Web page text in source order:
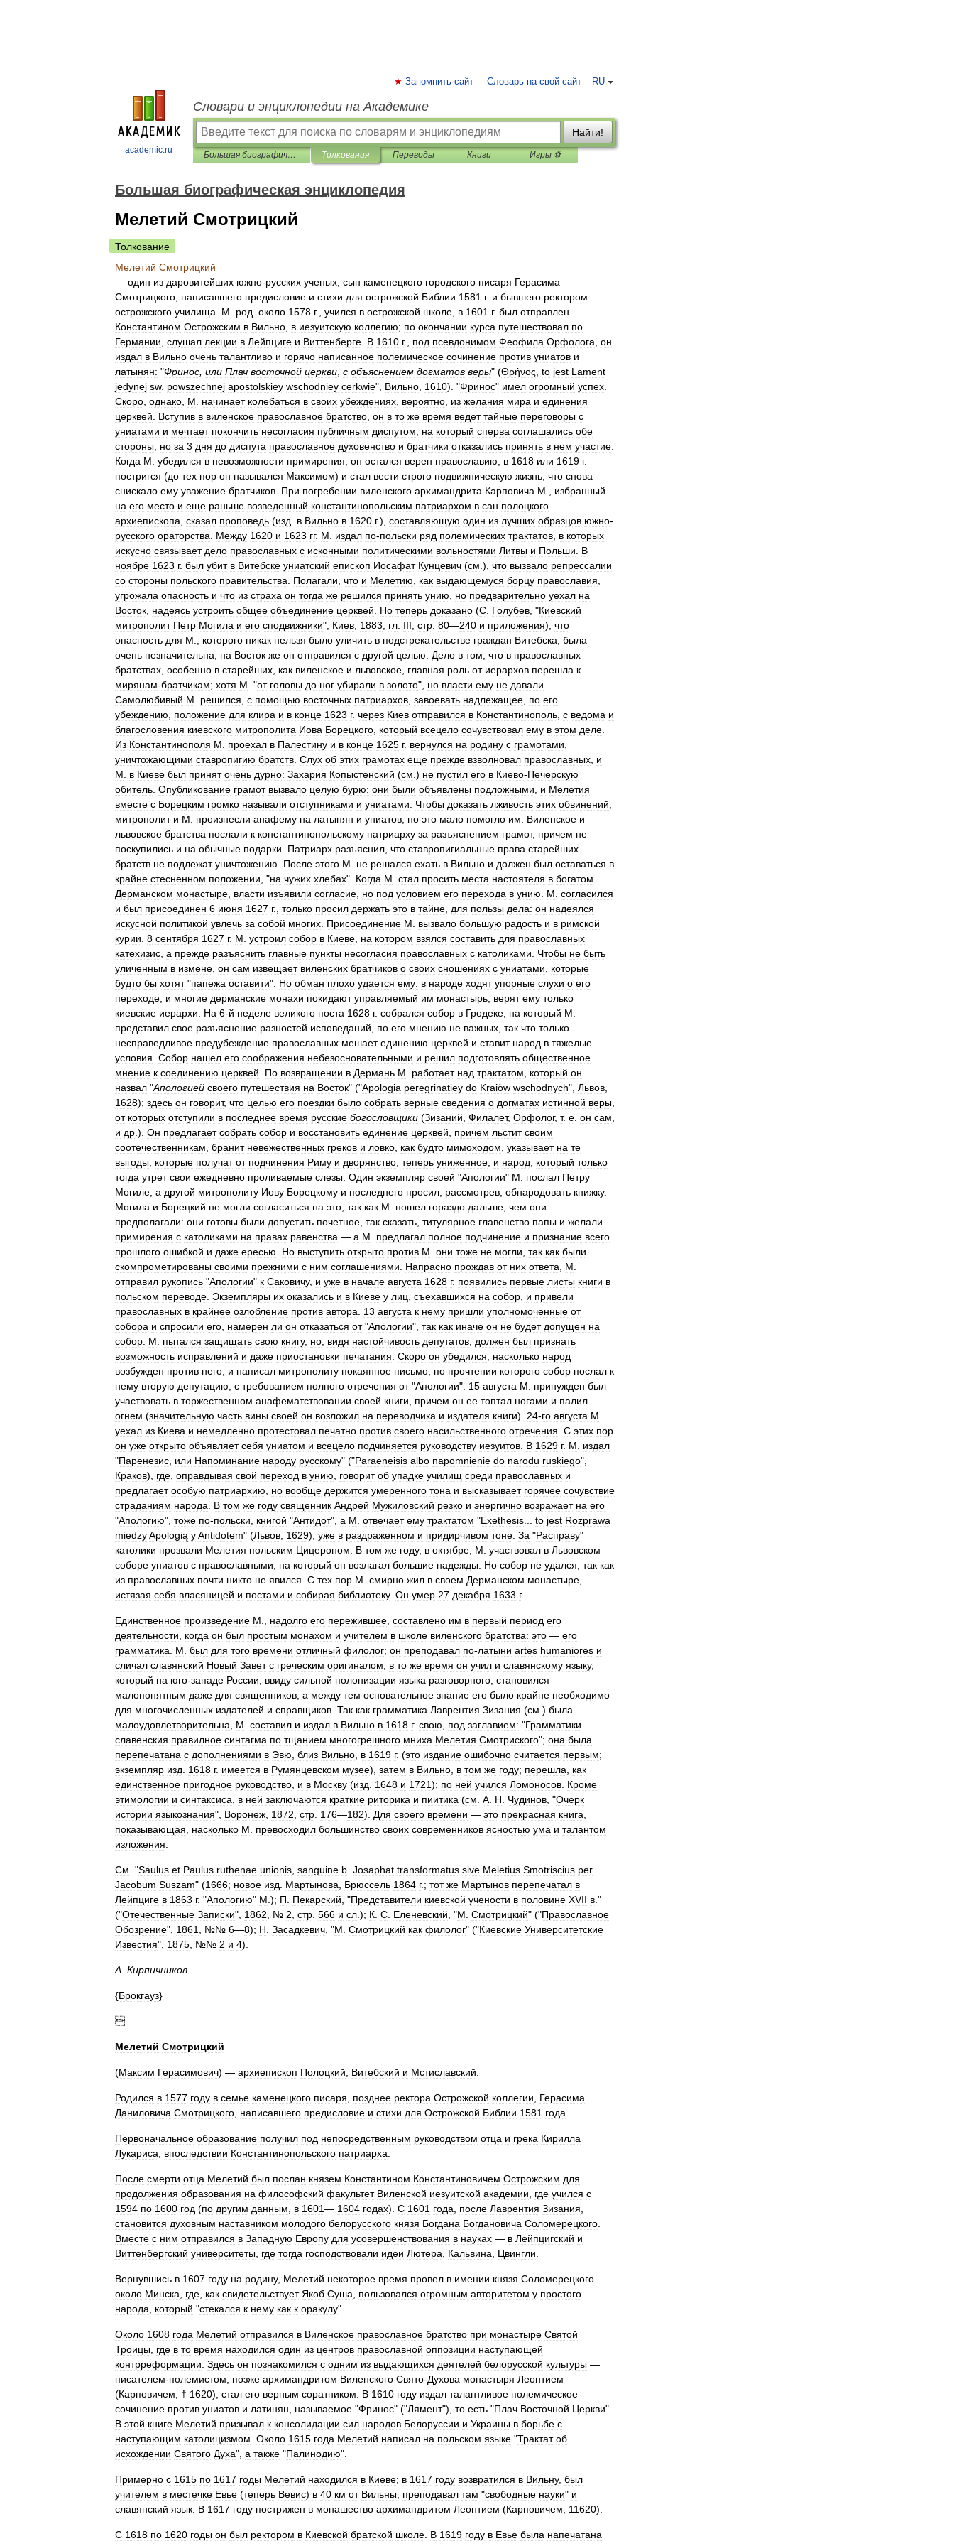
academic.ru
RU
Запомнить сайт Словарь на свой сайт
Словари и энциклопедии на Академике
Найти!
Большая биографическая энциклопедия Толкования Переводы Книги Игры ⚽
Большая биографическая энциклопедия
Мелетий Смотрицкий
Толкование
Мелетий Смотрицкий
— один из даровитейших южно-русских ученых сын каменецкого городского писаря Герасима
Смотрицкого написавшего предисловие и стихи для острожской Библии 1581 г. и бывшего ректором
острожского училища М род около 1578 г., учился в острожской школе в 1601 г. был отправлен
Константином Острожским в Вильно в иезуитскую коллегию; по окончании курса путешествовал по
Германии слушал лекции в Лейпциге и Виттенберге В 1610 г., под псевдонимом Феофила Орфолога он
издал в Вильно очень талантливо и горячо написанное полемическое сочинение против униатов и
латынян: "Фринос или Плач восточной церкви с объяснением догматов веры" (Θρήνоς to jest Lament
jedynej sw. powszechnej apostolskiey wschodniey cerkwie", Вильно 1610). "Фринос" имел огромный успех
Скоро однако М начинает колебаться в своих убеждениях вероятно из желания мира и единения
церквей
Вступив в виленское православное братство он в то же время ведет тайные переговоры с
униатами и мечтает покончить несогласия публичным диспутом на который сперва соглашались обе
стороны но за 3 дня до диспута православное духовенство и братчики отказались принять в нем участие
Когда М убедился в невозможности примирения он остался верен православию в 1618 или 1619 г.
постригся (до тех пор он назывался Максимом) и стал вести строго подвижническую жизнь что снова
снискало ему уважение братчиков При погребении виленского архимандрита Карповича М
избранный
на его место и еще раньше возведенный константинопольским патриархом в сан полоцкого
архиепископа сказал проповедь (изд в Вильно в 1620 г.), составляющую один из лучших образцов южно-
русского ораторства Между 1620 и 1623 гг. М издал по-польски ряд полемических трактатов в которых
искусно связывает дело православных с исконными политическими вольностями Литвы и Польши
В
ноябре 1623 г. был убит в Витебске униатский епископ Иосафат Кунцевич (см .), что вызвало репрессалии
со стороны польского правительства Полагали что и Мелетию как выдающемуся борцу православия
угрожала опасность и что из страха он тогда же решился принять унию но предварительно уехал на
Восток надеясь устроить общее объединение церквей Но теперь доказано (С Голубев , "Киевский
митрополит Петр Могила и его сподвижники", Киев 1883 гл III стр 80—240 и приложения), что
опасность для М которого никак нельзя было уличить в подстрекательстве граждан Витебска была
очень незначительна; на Восток же он отправился с другой целью Дело в том что в православных
братствах особенно в старейших как виленское и львовское главная роль от иерархов перешла к
мирянам-братчикам; хотя М . "от головы до ног убирали в золото", но власти ему не давали
Самолюбивый М решился с помощью восточных патриархов завоевать надлежащее по его
убеждению
положение для клира и в конце 1623 г. через Киев отправился в Константинополь с ведома и
благословения киевского митрополита Иова Борецкого который всецело сочувствовал ему в этом деле
Из Константинополя М проехал в Палестину и в конце 1625 г. вернулся на родину с грамотами
уничтожающими ставропигию братств Слух об этих грамотах еще прежде взволновал православных и
М
в Киеве был принят очень дурно: Захария Копыстенский (см .) не пустил его в Киево-Печерскую
обитель Опубликование грамот вызвало целую бурю: они были объявлены подложными и Мелетия
вместе с Борецким громко называли отступниками и униатами Чтобы доказать лживость этих обвинений
митрополит и М произнесли анафему на латынян и униатов но это мало помогло им Виленское и
львовское братства послали к константинопольскому патриарху за разъяснением грамот, причем не
поскупились и на обычные подарки Патриарх разъяснил что ставропигиальные права старейших
братств не подлежат уничтожению После этого М не решался ехать в Вильно и должен был оставаться в
крайне стесненном положении , "на чужих хлебах". Когда М стал просить места настоятеля в богатом
Дерманском монастыре власти изъявили согласие но под условием его перехода в унию М согласился
и был присоединен 6 июня 1627 г., только просил держать это в тайне для пользы дела: он надеялся
искусной политикой увлечь за собой многих Присоединение М вызвало большую радость и в римской
курии 8 сентября 1627 г. М устроил собор в Киеве на котором взялся составить для православных
катехизис а прежде разъяснить главные пункты несогласия православных с католиками Чтобы не быть
уличенным в измене он сам извещает виленских братчиков о своих сношениях с униатами
которые
будто бы хотят"папежа оставити". Но обман плохо удается ему: в народе ходят упорные слухи о его
переходе и многие дерманские монахи покидают управляемый им монастырь; верят ему только
киевские иерархи На 6-й неделе великого поста 1628 г. собрался собор в Гродеке на который М
представил свое разъяснение разностей исповеданий по его мнению не важных так что только
несправедливое предубеждение православных мешает единению церквей и ставит народ в тяжелые
условия Собор нашел его соображения небезосновательными и решил подготовлять общественное
мнение к соединению церквей По возвращении в Дермань М работает над трактатом который он
назвал "Апологией своего путешествия на Восток" ("Apologia peregrinatiey do Kraiòw wschodnych", Львов
1628); здесь он говорит, что целью его поездки было собрать верные сведения о догматах истинной веры
от которых отступили в последнее время русские богословщики (Зизаний Филалет, Орфолог, т. е он сам
и др .). Он предлагает собрать собор и восстановить единение церквей причем льстит своим
соотечественникам бранит невежественных греков и ловко как будто мимоходом указывает на те
выгоды которые получат от подчинения Риму и дворянство теперь униженное и народ который только
тогда утрет свои ежедневно проливаемые слезы Один экземпляр своей "Апологии" М послал Петру
Могиле а другой митрополиту Иову Борецкому и последнего просил рассмотрев обнародовать книжку.
Могила и Борецкий не могли согласиться на это так как М пошел гораздо дальше чем они
предполагали: они готовы были допустить почетное так сказать титулярное главенство папы и желали
примирения с католиками на правах равенства — а М предлагал полное подчинение и признание всего
прошлого ошибкой и даже ересью Но выступить открыто против М они тоже не могли так как были
скомпрометированы своими прежними с ним соглашениями Напрасно прождав от них ответа М
отправил рукопись "Апологии" к Саковичу, и уже в начале августа 1628 г. появились первые листы книги в
польском переводе Экземпляры их оказались и в Киеве у лиц съехавшихся на собор и привели
православных в крайнее озлобление против автора 13 августа к нему пришли уполномоченные от
собора и спросили его намерен ли он отказаться от"Апологии", так как иначе он не будет допущен на
собор М пытался защищать свою книгу, но видя настойчивость депутатов должен был признать
возможность исправлений и даже приостановки печатания Скоро он убедился насколько народ
возбужден против него и написал митрополиту покаянное письмо по прочтении которого собор послал к
нему вторую депутацию с требованием полного отречения от"Апологии". 15 августа М принужден был
участвовать в торжественном анафематствовании своей книги причем он ее топтал ногами и палил
огнем (значительную часть вины своей он возложил на переводчика и издателя книги). 24-го августа М
уехал из Киева и немедленно протестовал печатно против своего насильственного отречения С этих пор
он уже открыто объявляет себя униатом и всецело подчиняется руководству иезуитов В 1629 г. М
издал
"Паренезис или Напоминание народу русскому" ("Paraeneisis albo napomnienie do narodu ruskiego",
Краков), где оправдывая свой переход в унию говорит об упадке училищ среди православных и
предлагает особую патриархию но вообще держится умеренного тона и высказывает горячее сочувствие
страданиям народа В том же году священник Андрей Мужиловский резко и энергично возражает на его
"Апологию", тоже по-польски книгой "Антидот", а М отвечает ему трактатом "Exethesis to jest Rozprawa
miedzyApologią yAntidotem" (Львов 1629), уже в раздраженном и придирчивом тоне За "Расправу"
католики прозвали Мелетия польским Цицероном В том же году, в октябре М участвовал в Львовском
соборе униатов с православными на который он возлагал большие надежды Но собор не удался так как
из православных почти никто не явился С тех пор М смирно жил в своем Дерманском монастыре
истязая себя власяницей и постами и собирая библиотеку. Он умер 27 декабря 1633 г.
Единственное произведение М надолго его пережившее составлено им в первый период его
деятельности
когда он был простым монахом и учителем в школе виленского братства: это — его
грамматика
М был для того времени отличный филолог; он преподавал по-латыни artes humaniores и
сличал славянский Новый Завет с греческим оригиналом; в то же время он учил и славянскому языку,
который на юго-западе России ввиду сильной полонизации языка разговорного становился
малопонятным даже для священников а между тем основательное знание его было крайне необходимо
для многочисленных издателей и справщиков Так как грамматика Лаврентия Зизания (см .) была
малоудовлетворительна
М составил и издал в Вильно в 1618 г. свою под заглавием: "Грамматики
славенския правилное синтагма по тщанием многогрешного мниха Мелетия Смотриского"; она была
перепечатана с дополнениями в Эвю близ Вильно в 1619 г. (это издание ошибочно считается первым;
экземпляр изд 1618 г. имеется в Румянцевском музее), затем в Вильно в том же году; перешла
как
единственное пригодное руководство и в Москву (изд 1648 и 1721); по ней учился Ломоносов Кроме
этимологии и синтаксиса в ней заключаются краткие риторика и пиитика (см А Н Чудинов , "Очерк
истории языкознания", Воронеж 1872 стр 176—182). Для своего времени — это прекрасная книга
показывающая
насколько М превосходил большинство своих современников ясностью ума и талантом
изложения
См . "Saulus et Paulus ruthenae unionis sanguine b Josaphat transformatus sive Meletius Smotriscius per
Jacobum Suszam" (1666; новое изд Мартынова Брюссель 1864 г.; тот же Мартынов перепечатал в
Лейпциге в 1863 г. "Апологию" М .); П Пекарский , "Представители киевской учености в половине XVII в ."
("Отечественные Записки", 1862 , № 2 стр 566 и сл .); К С Еленевский , "М Смотрицкий" ("Православное
Обозрение", 1861 , №№ 6—8); Н Засадкевич , "М Смотрицкий как филолог" ("Киевские Университетские
Известия", 1875 , №№ 2 и 4).
А Кирпичников
{Брокгауз}

Мелетий Смотрицкий
(Максим Герасимович) — архиепископ Полоцкий Витебский и Мстиславский
Родился в 1577 году в семье каменецкого писаря позднее ректора Острожской коллегии
Герасима
Даниловича Смотрицкого написавшего предисловие и стихи для Острожской Библии 1581 года
Первоначальное образование получил под непосредственным руководством отца и грека Кирилла
Лукариса
впоследствии Константинопольского патриарха
После смерти отца Мелетий был послан князем Константином Константиновичем Острожским для
продолжения образования на философский факультет Виленской иезуитской академии где учился с
1594 по 1600 год (по другим данным в 1601— 1604 годах). С 1601 года после Лаврентия Зизания
становится духовным наставником молодого белорусского князя Богдана Богдановича Соломерецкого
Вместе с ним отправился в Западную Европу для усовершенствования в науках — в Лейпцигский и
Виттенбергский университеты где тогда господствовали идеи Лютера Кальвина Цвингли
Вернувшись в 1607 году на родину, Мелетий некоторое время провел в имении князя Соломерецкого
около Минска где как свидетельствует Якоб Суша пользовался огромным авторитетом у простого
народа
который "стекался к нему как к оракулу".
Около 1608 года Мелетий отправился в Виленское православное братство при монастыре Святой
Троицы где в то время находился один из центров православной оппозиции наступающей
контрреформации Здесь он познакомился с одним из выдающихся деятелей белорусской культуры —
писателем-полемистом позже архимандритом Виленского Свято-Духова монастыря Леонтием
(Карповичем , † 1620), стал его верным соратником В 1610 году издал талантливое полемическое
сочинение против униатов и латинян называемое "Фринос" ("Лямент"), то есть "Плач Восточной Церкви".
В этой книге Мелетий призывал к консолидации сил народов Белоруссии и Украины в борьбе с
наступающим католицизмом Около 1615 года Мелетий написал на польском языке "Трактат об
исхождении Святого Духа", а также "Палинодию".
Примерно с 1615 по 1617 годы Мелетий находился в Киеве; в 1617 году возвратился в Вильну, был
учителем в местечке Евье (теперь Вевис) в 40 км от Вильны преподавал там "свободные науки" и
славянский язык В 1617 году пострижен в монашество архимандритом Леонтием (Карповичем 11620).
С 1618 по 1620 годы он был ректором в Киевской братской школе В 1619 году в Евье была напечатана